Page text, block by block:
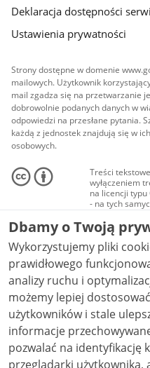
Deklaracja dostępności
Ustawienia prywatności
Strony dostępne w domenie
mailowych. Użytkownik
mail zgadza się na przetwarzanie
dobrowolnie podanych danych w
odpowiedzi na przesłane pytania.
każdą z jednostek znajdują się w
osobowych.
Treści
wyłączeniem
na licencji
- na tych
Materiały
audio i wideo,
Creative
niekomercyjne
NC-ND 4.0), o
Dbamy o Twoją
Wykorzystujemy pliki
prawidłowego
analizy ruchu i optymalizacji
możemy lepiej
użytkowników i stale ulepszać
informacje
pozwalać na identyfikację
przeglądarki użytkownika,